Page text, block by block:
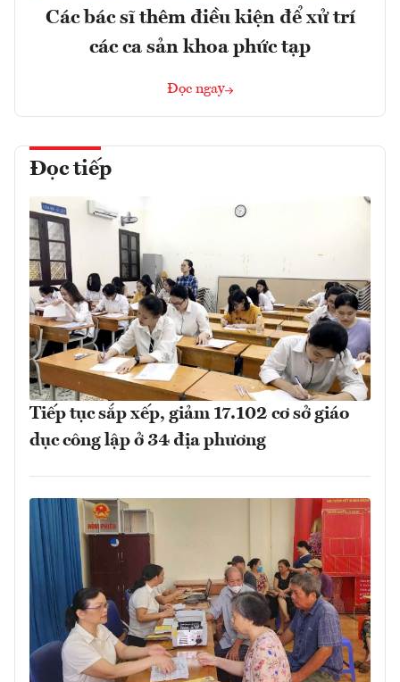
Các bác sĩ thêm điều kiện để xử trí
các ca sản khoa phức tạp
Đọc ngay
Đọc tiếp
Tiếp tục sắp xếp, giảm 17.102 cơ sở giáo
dục công lập ở 34 địa phương